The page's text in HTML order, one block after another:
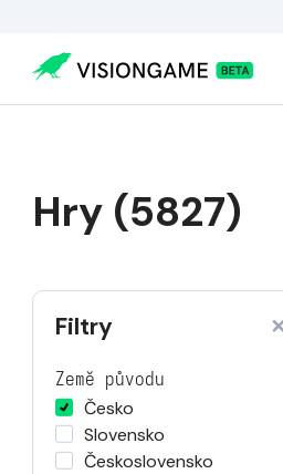
Hry (5827)
Filtry
Země původu
Česko
Slovensko
Československo